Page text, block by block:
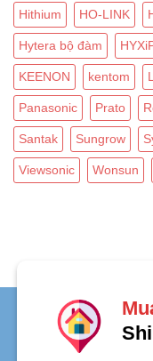
Hithium HO-LINK
Hytera bộ đàm
KEENON kentom
Panasonic Prato
Santak Sungrow
Viewsonic Wonsun